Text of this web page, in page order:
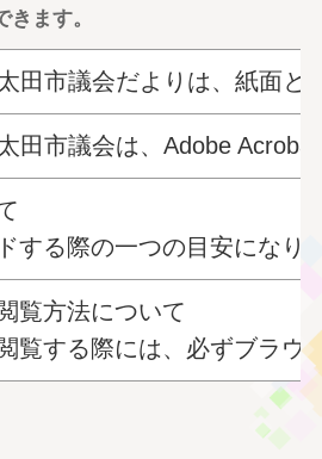
ます。
田市議会だよりは、紙面と
田市議会は、Adobe Acrobat
する際の一つの目安になり
覧方法について
覧する際には、必ずブラウ